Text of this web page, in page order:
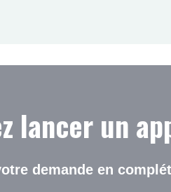
lancer un
demande en